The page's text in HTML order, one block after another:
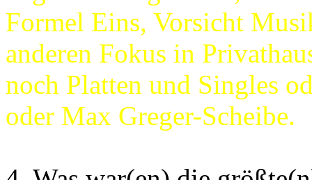
Formel Eins, Vorsicht
anderen Fokus in
noch Platten und Singles
oder Max Greger-Scheibe.